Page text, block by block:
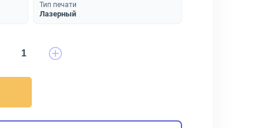
Тип печати
Лазерный